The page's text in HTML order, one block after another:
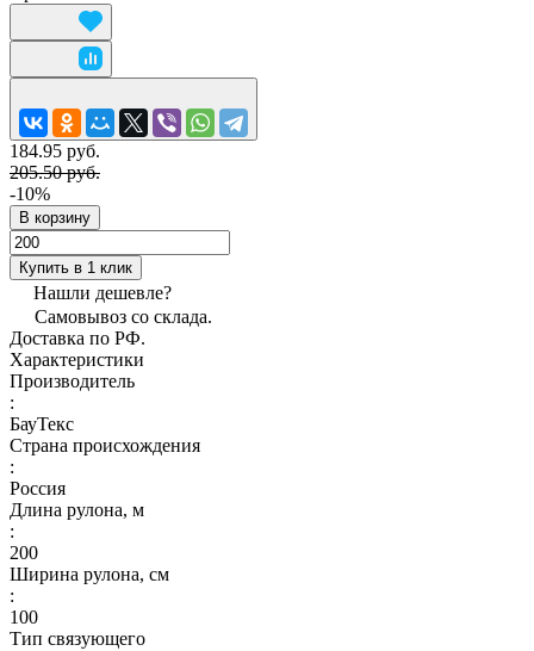
184.95 руб.
205.50 руб.
-10%
В корзину
Купить в 1 клик
Нашли дешевле?
Самовывоз со склада.
Доставка по РФ.
Характеристики
Производитель
:
БауТекс
Страна происхождения
:
Россия
Длина рулона, м
:
200
Ширина рулона, см
:
100
Тип связующего